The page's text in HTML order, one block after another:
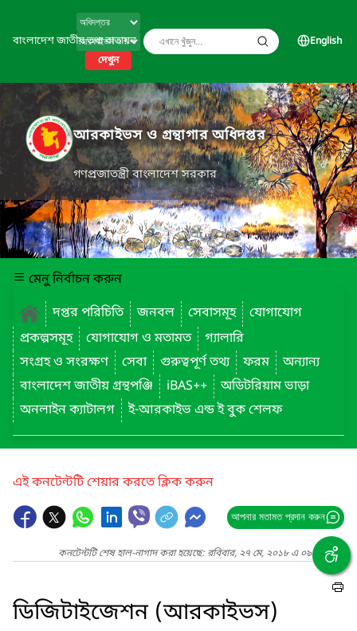
বাংলাদেশ জাতীয় তথ্য বাতায়ন
দেখুন
English
আরকাইভস ও গ্রন্থাগার অধিদপ্তর
গণপ্রজাতন্ত্রী বাংলাদেশ সরকার
মেনু নির্বাচন করুন
দপ্তর পরিচিতি
জনবল সেবাসমূহ
যোগাযোগ
প্রকল্পসমূহ
যোগাযোগ ও মতামত
গ্যালারি
সংগ্রহ ও সংরক্ষণ
সেবা গুরুত্বপূর্ণ তথ্য ফরম
অন্যান্য
বাংলাদেশ জাতীয় গ্রন্থপঞ্জি
iBAS++
অডিটরিয়াম ভাড়া
অনলাইন ক্যাটালগ
ই-আরকাইভ এন্ড ই বুক শেলফ
এই কনটেন্টটি শেয়ার করতে ক্লিক করুন
আপনার মতামত প্রদান করুন
কনটেন্টটি শেষ হাল-নাগাদ করা হয়েছে: রবিবার, ২৭ মে, ২০১৮ এ ০৯:০৬ AM
ডিজিটাইজেশন (আরকাইভস)